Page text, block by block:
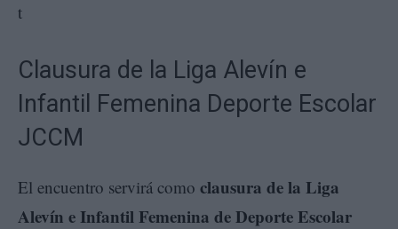
Clausura de la Liga Alevín e
Infantil Femenina Deporte Escolar
JCCM
El encuentro servirá como clausura de la Liga
Alevín e Infantil Femenina de Deporte Escolar